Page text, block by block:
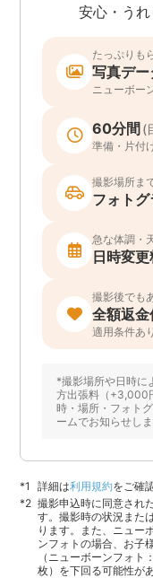
安心・う
たっぷりも
写真デ
ニューボー
60分間 (
準備・片付
撮影場所ま
フォト
急な体調・
日時変
撮影後でも
全額返金
適用条件あり
*撮影場所や日時に
方出張料（+3,000
時・場所・フォト
ームでお知らせしま
詳細は利用規約をご確
撮影申込時に同意され
す。撮影時の状況また
ります。また、ニュー
ンフォトの場合、お子
（ニューボーンフォ
枚）を下回る可能性が